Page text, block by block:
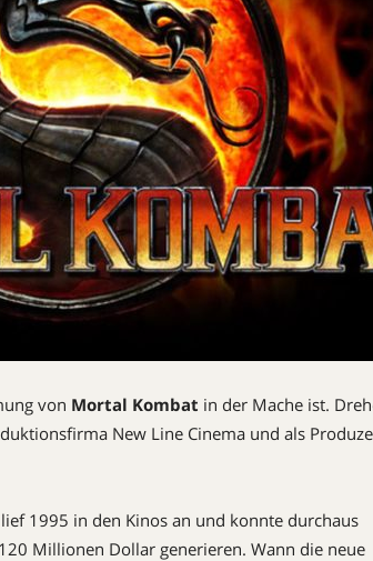
von Mortal Kombat in der Mache ist.
New Line Cinema und als
lief 1995 in den Kinos an und konnte durchaus
Millionen Dollar generieren. Wann die neue